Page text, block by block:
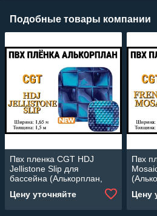
Подобные товары компании
Пвх пленка CGT HDJ
Jellistone Slip для
бассейна (Алькорплан,
противоскользящая,
Цену уточняйте
Пвх
Цену